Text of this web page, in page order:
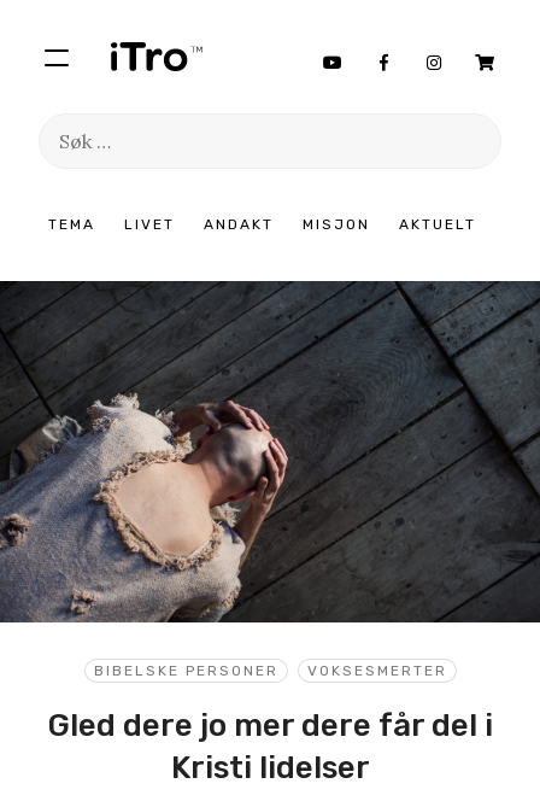
TEMA LIVET ANDAKT MISJON AKTUELT
Søk
innhold
BIBELSKE PERSONER VOKSESMERTER
Gled dere jo mer dere får del i
Kristi lidelser